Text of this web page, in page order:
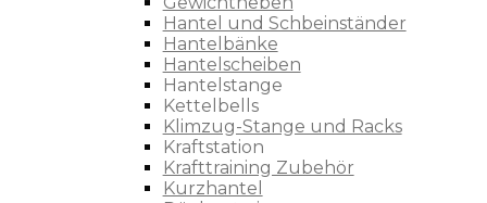
Hantel und Schbeinständer
Hantelbänke
Hantelscheiben
Hantelstange
Kettelbells
Klimzug-Stange und Racks
Kraftstation
Krafttraining Zubehör
Kurzhantel